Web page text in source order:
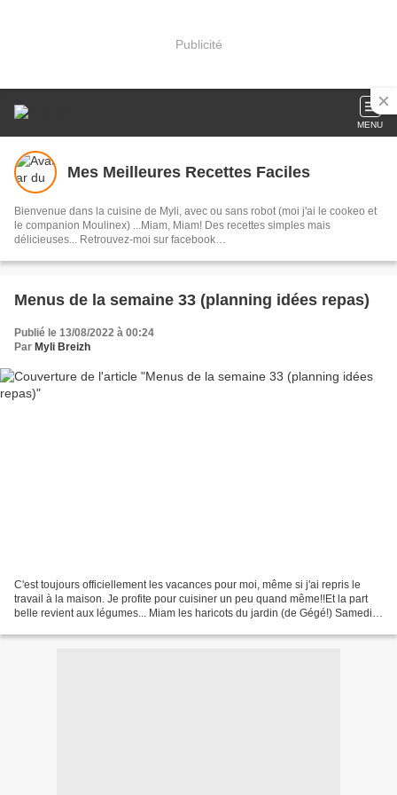
Publicité
MENU
Mes Meilleures Recettes Faciles
Bienvenue dans la cuisine de Myli, avec ou sans robot (moi j'ai le cookeo et
le companion Moulinex) ...Miam, Miam! Des recettes simples mais
délicieuses... Retrouvez-moi sur facebook
Menus de la semaine 33 (planning idées repas)
Publié le 13/08/2022 à 00:24
Par Myli Breizh
C'est toujours officiellement les vacances pour moi, même si j'ai repris le
travail à la maison. Je profite pour cuisiner un peu quand même!!Et la part
belle revient aux légumes... Miam les haricots du jardin (de Gégé!) Samedi